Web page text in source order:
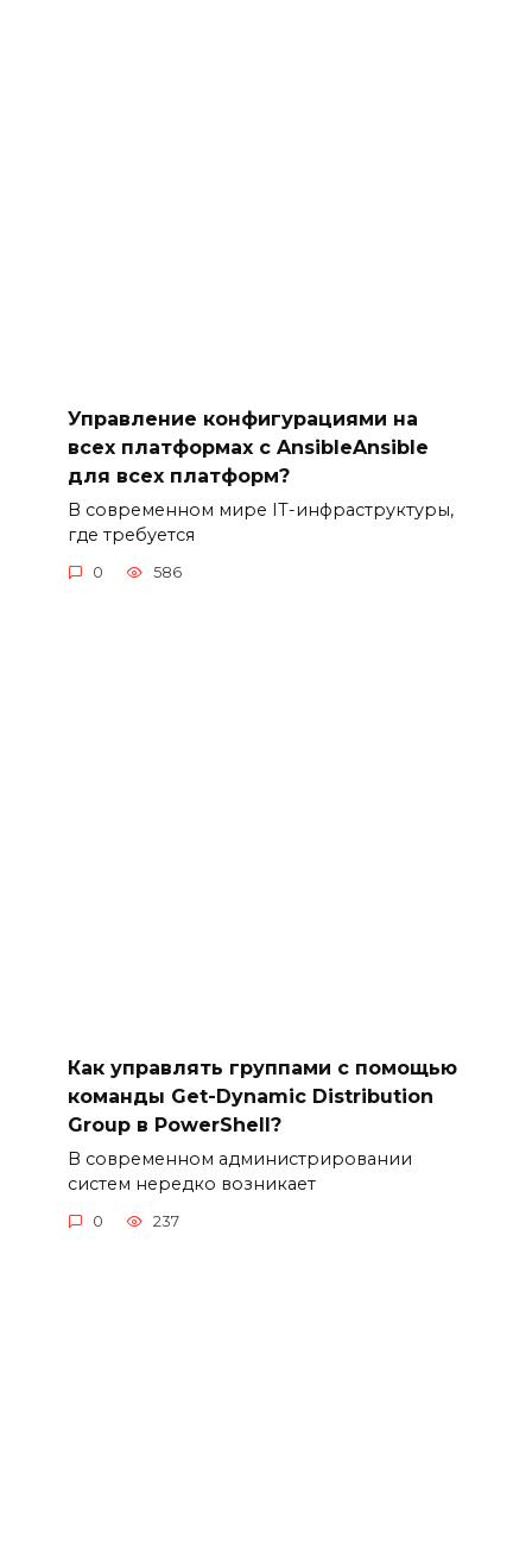
Управление конфигурациями на
всех платформах с AnsibleAnsible
для всех платформ?
В современном мире IT-инфраструктуры,
где требуется
0 586
Как управлять группами с помощью
команды Get-Dynamic Distribution
Group в PowerShell?
В современном администрировании
систем нередко возникает
0 237